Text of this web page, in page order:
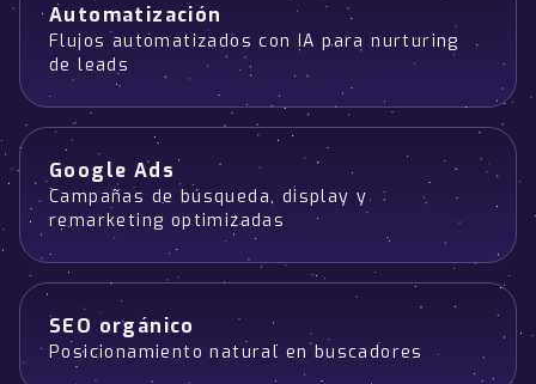
Automatización
Flujos automatizados con IA para nurturing
de leads
Google Ads
Campañas de búsqueda, display y
remarketing optimizadas
SEO orgánico
Posicionamiento natural en buscadores